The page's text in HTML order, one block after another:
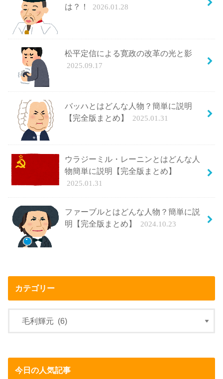
は？！
2026.01.28
松平定信による寛政の改革の光と影
2025.09.17
バッハとはどんな人物？簡単に説明
【完全版まとめ】
2025.01.31
ウラジーミル・レーニンとはどんな人
物簡単に説明【完全版まとめ】
2025.01.31
ファーブルとはどんな人物？簡単に説
明【完全版まとめ】
2024.10.23
カテゴリー
今日の人気記事